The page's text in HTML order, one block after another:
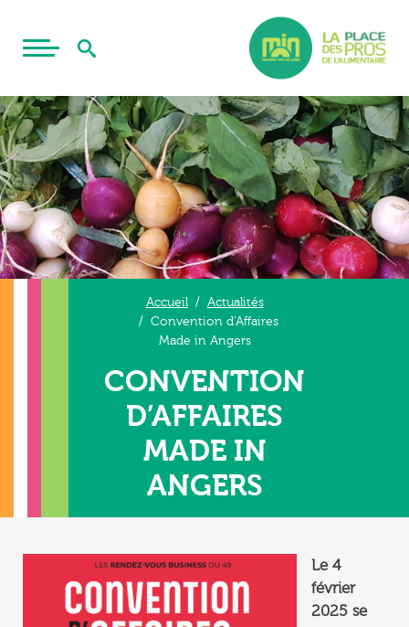
Accueil
Actualités
Convention d’Affaires
Made in Angers
CONVENTION
D’AFFAIRES
MADE IN
ANGERS
Le 4
février
2025 se